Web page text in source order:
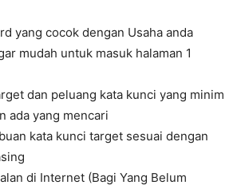
yang cocok dengan Usaha anda
mudah untuk masuk halaman 1
dan peluang kata kunci yang minim
ada yang mencari
kata kunci target sesuai dengan
di Internet (Bagi Yang Belum